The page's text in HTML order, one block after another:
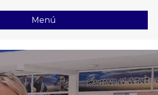
Menú